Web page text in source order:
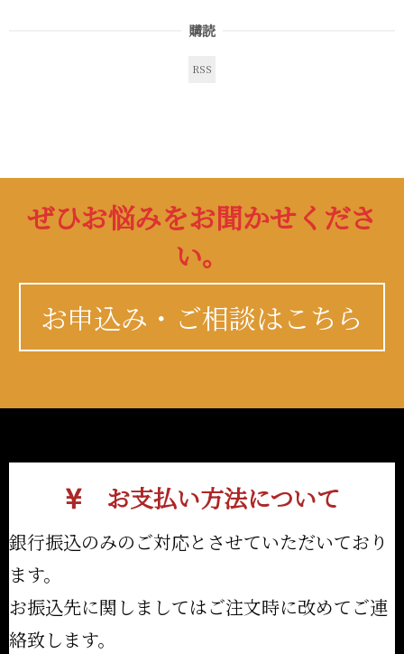
購読
RSS
ぜひお悩みをお聞かせくださ
い。
お申込み・ご相談はこちら
お支払い方法について
銀行振込のみのご対応とさせていただいており
ます。
お振込先に関しましてはご注文時に改めてご連
絡致します。